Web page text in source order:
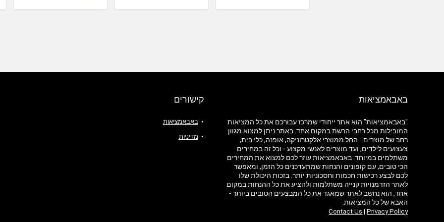
באבאמציאות
"באבאמציאות" הוא אתר ייחודי שמרכז עבורכם את כל המציאות
המובילות מכל רחבי הרשת במקום אחד. באתר ניתן למצוא מגוון
רחב של מוצרים - החל ממוצרי אלקטרוניקה, אופנה, כלי בית,
צעצועים לילדים, ועד מוצרים לאנשי מקצוע - וכל זה במחירים
משתלמים במיוחד. באבאמציאות עוזר לכם למצוא את המחירים
הכי טובים, עם קופונים והנחות שמתעדכנים כל הזמן, ומאפשר
לכם לבצע רכישות חכמות וחסכוניות יותר. בזכות היכולת שלו
לאתר הזדמנויות קנייה משתלמות ולהציע את כל ההנחות במקום
אחד, הוא נחשב לאתר שמאגד את כל המבצעים הטובים ביותר -
האבא של כל המציאות.
Contact Us |Privacy Policy
קישורים
באבאמציאות
מדיניות